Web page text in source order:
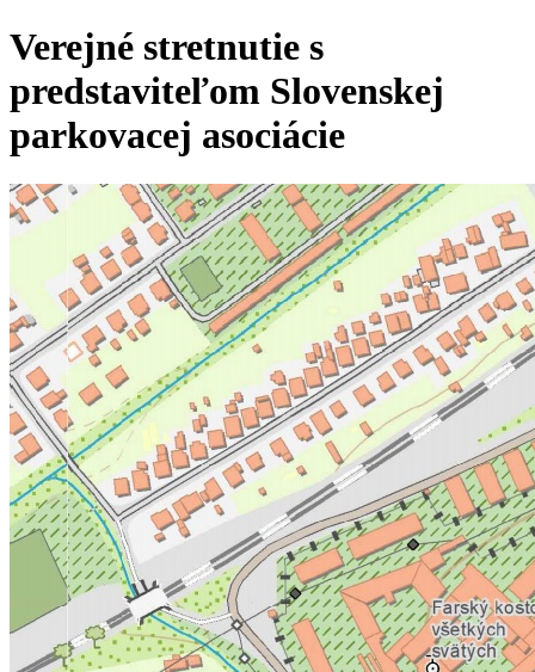
Verejné stretnutie s
predstaviteľom Slovenskej
parkovacej asociácie